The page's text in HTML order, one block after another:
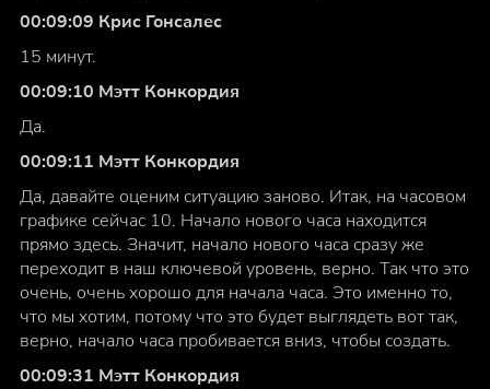
00:09:09 Крис Гонсалес
15 минут.
00:09:10 Мэтт Конкордия
Да.
00:09:11 Мэтт Конкордия
Да, давайте оценим ситуацию заново. Итак, на часовом
графике сейчас 10. Начало нового часа находится
прямо здесь. Значит, начало нового часа сразу же
переходит в наш ключевой уровень, верно. Так что это
очень, очень хорошо для начала часа. Это именно то,
что мы хотим, потому что это будет выглядеть вот так,
верно, начало часа пробивается вниз, чтобы создать.
00:09:31 Мэтт Конкордия